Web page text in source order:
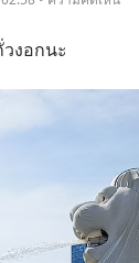
งอกนะ